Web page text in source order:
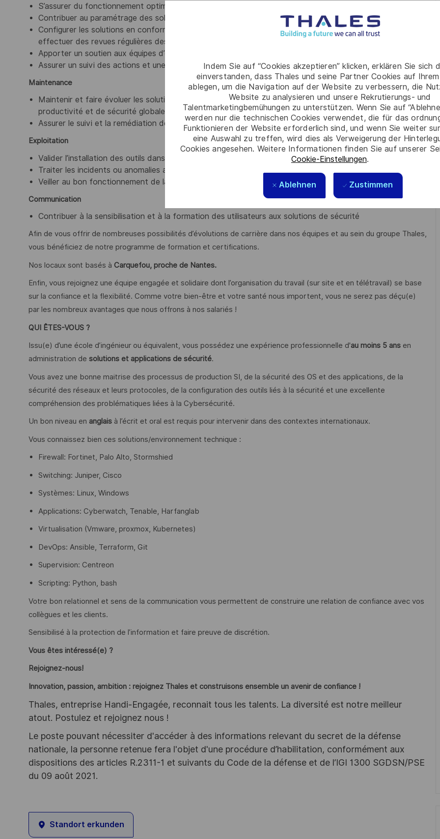
Indem Sie auf “Cookies akzeptieren” klicken, erklären Sie sich
einverstanden, dass Thales und seine Partner Cookies auf
ablegen, um die Navigation auf der Website zu verbessern, die
Website zu analysieren und unsere Rekrutierungs- und
Talentmarketingbemühungen zu unterstützen. Wenn Sie auf
werden nur die technischen Cookies verwendet, die für das
Funktionieren der Website erforderlich sind, und wenn Sie weiter
eine Auswahl zu treffen, wird dies als Verweigerung der
Cookies angesehen. Weitere Informationen finden Sie auf unserer
Cookie-Einstellungen.
Ablehnen Zustimmen
S’assurer du fonctionnement optimal des solutions de sécurité dont vous avez la charge
Contribuer au paramétrage des solutions de sécurité, gérer les changements
Configurer les solutions en conformité avec les normes et standards définis par les experts du domaine,
effectuer des revues régulières des règles et paramétrages mis en place
Apporter un soutien aux équipes d’exploitation
Assurer un suivi des actions et une documentation des processus
Maintenance
Maintenir et faire évoluer les solutions de sécurité de votre périmètre, dans un objectif de qualité, de
productivité et de sécurité globale
Assurer le suivi et la remédiation des vulnérabilités identifiées
Exploitation
Valider l’installation des outils dans l’environnement de production
Traiter les incidents ou anomalies ainsi que les exceptions
Veiller au bon fonctionnement de la remontée des logs et des alertes
Communication
Contribuer à la sensibilisation et à la formation des utilisateurs aux solutions de sécurité
Afin de vous offrir de nombreuses possibilités d’évolutions de carrière dans nos équipes et au sein du groupe Thales,
vous bénéficiez de notre programme de formation et certifications.
Nos locaux sont basés à Carquefou, proche de Nantes.
Enfin, vous rejoignez une équipe engagée et solidaire dont l’organisation du travail (sur site et en télétravail) se base
sur la confiance et la flexibilité. Comme votre bien-être et votre santé nous importent, vous ne serez pas déçu(e)
par les nombreux avantages que nous offrons à nos salariés !
QUI ÊTES-VOUS ?
Issu(e) d’une école d’ingénieur ou équivalent, vous possédez une expérience professionnelle d'au moins 5 ans en
administration de solutions et applications de sécurité.
Vous avez une bonne maitrise des processus de production SI, de la sécurité des OS et des applications, de la
sécurité des réseaux et leurs protocoles, de la configuration des outils liés à la sécurité et une excellente
compréhension des problématiques liées à la Cybersécurité.
Un bon niveau en anglais à l’écrit et oral est requis pour intervenir dans des contextes internationaux.
Vous connaissez bien ces solutions/environnement technique :
Firewall: Fortinet, Palo Alto, Stormshied
Switching: Juniper, Cisco
Systèmes: Linux, Windows
Applications: Cyberwatch, Tenable, Harfanglab
Virtualisation (Vmware, proxmox, Kubernetes)
DevOps: Ansible, Terraform, Git
Supervision: Centreon
Scripting: Python, bash
Votre bon relationnel et sens de la communication vous permettent de construire une relation de confiance avec vos
collègues et les clients.
Sensibilisé à la protection de l’information et faire preuve de discrétion.
Vous êtes intéressé(e) ?
Rejoignez-nous!
Innovation, passion, ambition : rejoignez Thales et construisons ensemble un avenir de confiance !
Thales, entreprise Handi-Engagée, reconnait tous les talents. La diversité est notre meilleur
atout. Postulez et rejoignez nous !
Le poste pouvant nécessiter d'accéder à des informations relevant du secret de la défense
nationale, la personne retenue fera l'objet d'une procédure d’habilitation, conformément aux
dispositions des articles R.2311-1 et suivants du Code de la défense et de l’IGI 1300 SGDSN/PSE
du 09 août 2021.
Standort erkunden